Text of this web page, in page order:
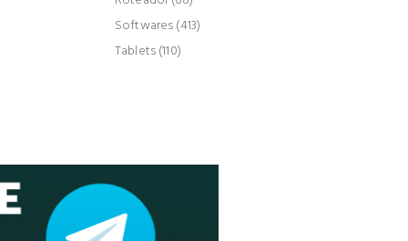
Softwares (413)
Tablets (110)